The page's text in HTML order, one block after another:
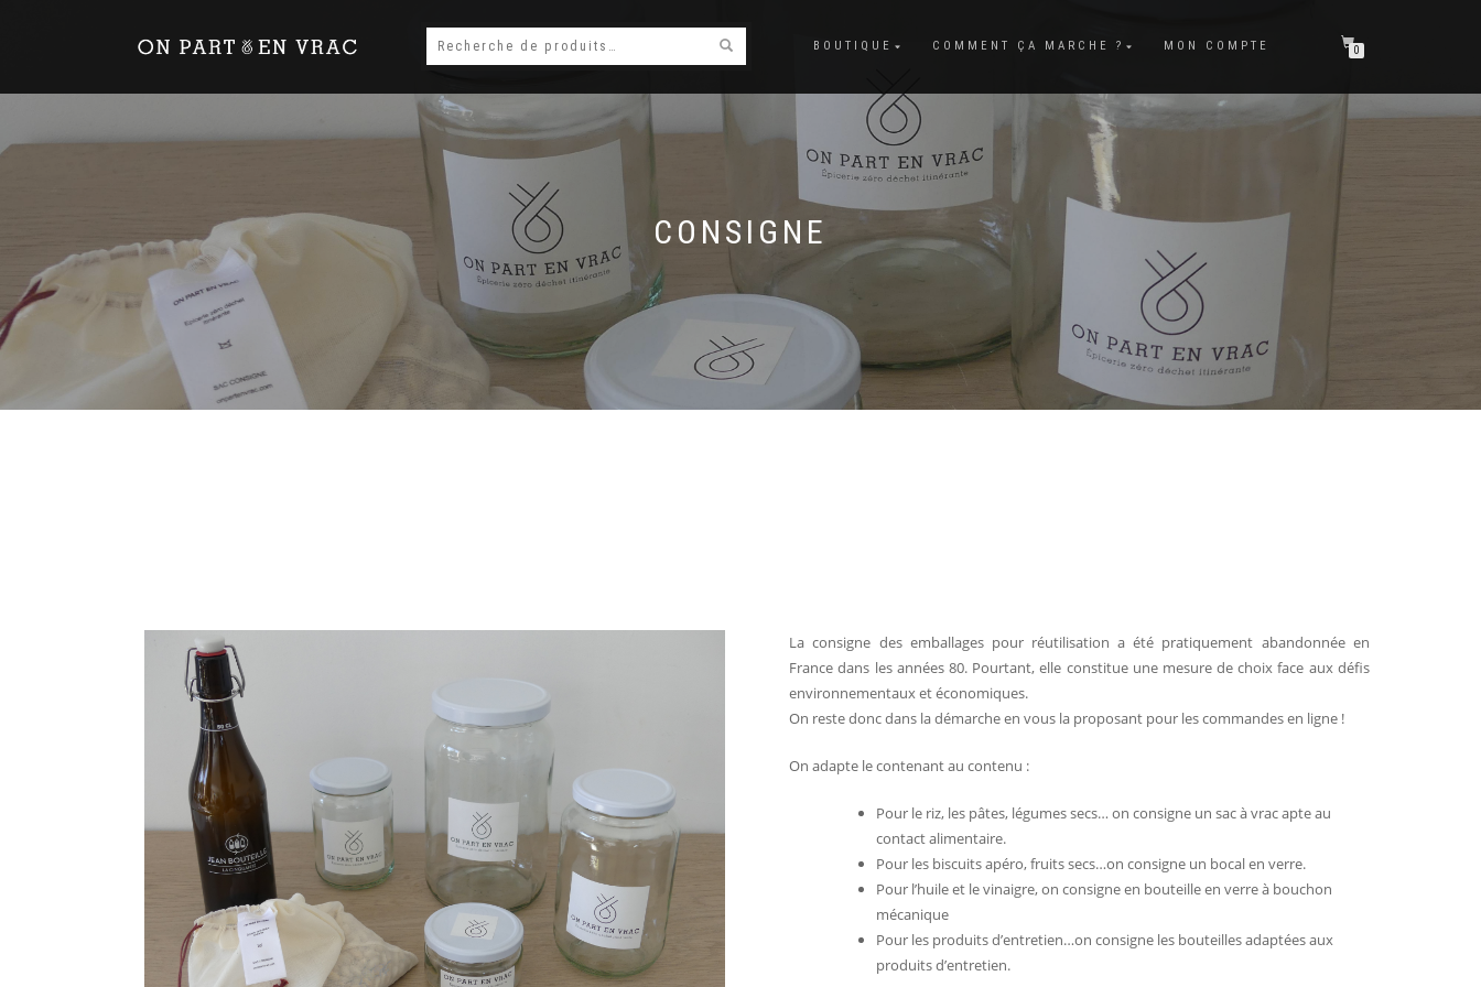
BOUTIQUE COMMENT ÇA MARCHE ? MON COMPTE 0
CONSIGNE
La consigne des emballages pour réutilisation a été pratiquement abandonnée en
France dans les années 80. Pourtant, elle constitue une mesure de choix face aux défis
environnementaux et économiques.
On reste donc dans la démarche en vous la proposant pour les commandes en ligne !
On adapte le contenant au contenu :
Pour le riz, les pâtes, légumes secs… on consigne un sac à vrac apte au
contact alimentaire.
Pour les biscuits apéro, fruits secs…on consigne un bocal en verre.
Pour l’huile et le vinaigre, on consigne en bouteille en verre à bouchon
mécanique
Pour les produits d’entretien…on consigne les bouteilles adaptées aux
produits d’entretien.